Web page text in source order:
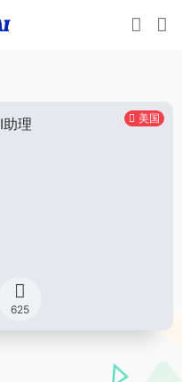
美国
625